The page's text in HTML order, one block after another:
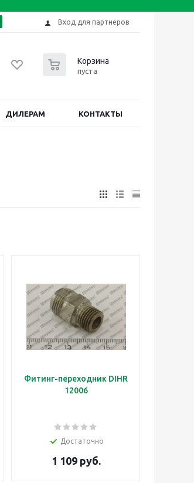
Вход для партнёров
Корзина
пуста
ДИЛЕРАМ КОНТАКТЫ
Фитинг-переходник DIHR
12006
Достаточно
1 109 руб.